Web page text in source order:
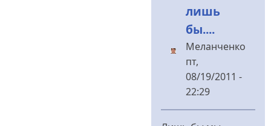
лишь
бы....
Меланченко
пт,
08/19/2011 -
22:29
У
відповідь